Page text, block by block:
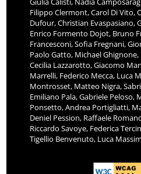
Filippo Clermont, Carol Di Vito,
Dufour, Christian Evaspasiano,
Enrico Formento Dojot, Bruno
Francesconi, Sofia Fregnani,
Paolo Gatto, Michael Ghignone,
Cecilia Lazzarotto, Giacomo
Marrelli, Federico Mecca, Luca
Montrosset, Matteo Nigra,
Emiliano Pala, Gabriele Peloso,
Ponsetto, Andrea Portigliatti,
Deniel Pession, Raffaele
Riccardo Savoye, Federica
Tigellio Benvenuto, Luca